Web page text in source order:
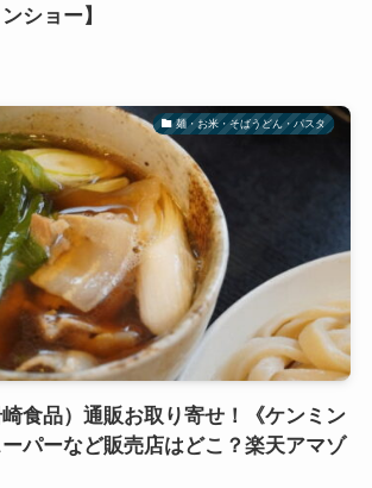
ショー】
麺・お米・そばうどん・パスタ
食品）通販お取り寄せ！《ケンミン
パーなど販売店はどこ？楽天アマゾ